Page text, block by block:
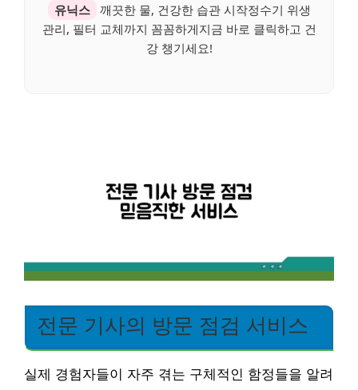
유닉스
깨끗한 물, 건강한 습관 시작정수기 위생
관리, 필터 교체까지 꼼꼼하게지금 바로 클릭하고 건
강 챙기세요!
전문 기사의 방문 점검 서비스
실제 경험자들이 자주 겪는 구체적인 함정들을 알려